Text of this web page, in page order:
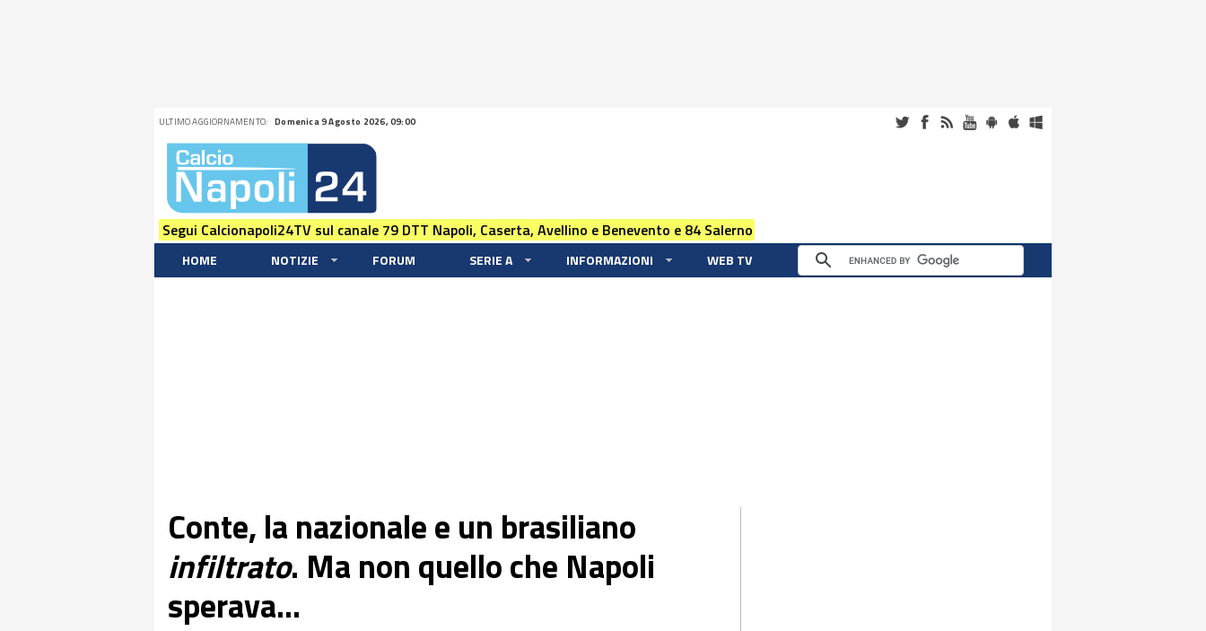
ULTIMO AGGIORNAMENTO: Domenica 9 Agosto 2026, 09:00
Segui Calcionapoli24TV sul canale 79 DTT Napoli, Caserta, Avellino e Benevento e 84 Salerno
HOME NOTIZIE FORUM SERIE A INFORMAZIONI WEB TV
Conte, la nazionale e un brasiliano
infiltrato. Ma non quello che Napoli
sperava...